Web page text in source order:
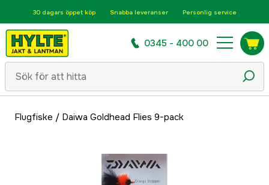
30 dagars öppet köp Snabba leveranser Personlig service
0345 - 400 00
Flugfiske / Daiwa Goldhead Flies 9-pack